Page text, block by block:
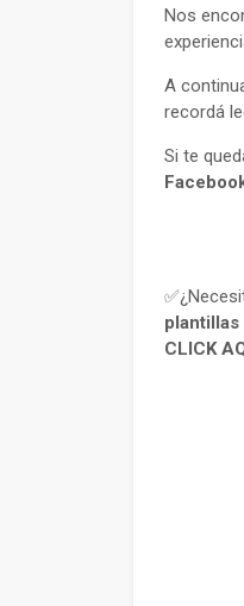
Nos
A
recordá
Si te
plantillas
CLICK